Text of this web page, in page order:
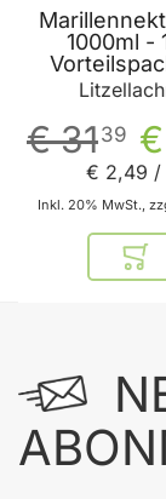
1000ml -
€ 3139
Inkl. 20% MwSt.,
€ 2,49 /
In